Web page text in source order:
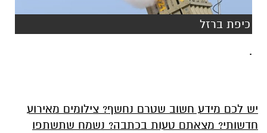
כיפת ברזל
.
יש לכם מידע חשוב שטרם נחשף? צילומים מאירוע
חדשותי? מצאתם טעות בכתבה? נשמח שתשתפו